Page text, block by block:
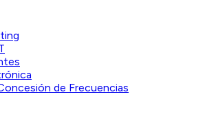
de Frecuencias